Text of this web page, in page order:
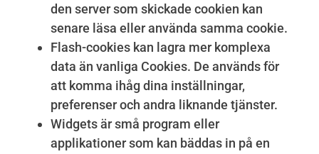
den server som skickade cookien kan
senare läsa eller använda samma cookie.
Flash-cookies kan lagra mer komplexa
data än vanliga Cookies. De används för
att komma ihåg dina inställningar,
preferenser och andra liknande tjänster.
Widgets är små program eller
applikationer som kan bäddas in på en